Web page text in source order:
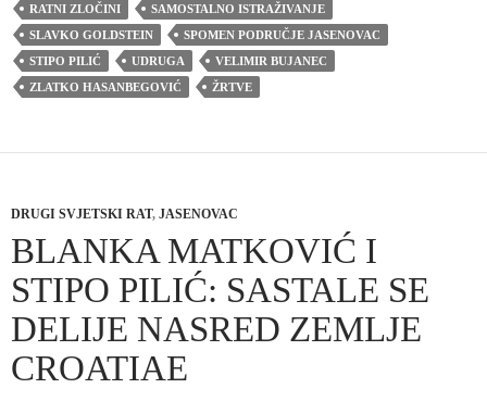
RATNI ZLOČINI
SAMOSTALNO ISTRAŽIVANJE
SLAVKO GOLDSTEIN
SPOMEN PODRUČJE JASENOVAC
STIPO PILIĆ
UDRUGA
VELIMIR BUJANEC
ZLATKO HASANBEGOVIĆ
ŽRTVE
DRUGI SVJETSKI RAT, JASENOVAC
BLANKA MATKOVIĆ I
STIPO PILIĆ: SASTALE SE
DELIJE NASRED ZEMLJE
CROATIAE